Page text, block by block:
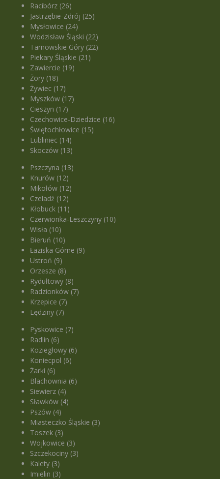
Racibórz (26)
Jastrzębie-Zdrój (25)
Mysłowice (24)
Wodzisław Śląski (22)
Tarnowskie Góry (22)
Piekary Śląskie (21)
Zawiercie (19)
Żory (18)
Żywiec (17)
Myszków (17)
Cieszyn (17)
Czechowice-Dziedzice (16)
Świętochłowice (15)
Lubliniec (14)
Skoczów (13)
Pszczyna (13)
Knurów (12)
Mikołów (12)
Czeladź (12)
Kłobuck (11)
Czerwionka-Leszczyny (10)
Wisła (10)
Bieruń (10)
Łaziska Górne (9)
Ustroń (9)
Orzesze (8)
Rydułtowy (8)
Radzionków (7)
Krzepice (7)
Lędziny (7)
Pyskowice (7)
Radlin (6)
Koziegłowy (6)
Koniecpol (6)
Żarki (6)
Blachownia (6)
Siewierz (4)
Sławków (4)
Pszów (4)
Miasteczko Śląskie (3)
Toszek (3)
Wojkowice (3)
Szczekociny (3)
Kalety (3)
Imielin (3)